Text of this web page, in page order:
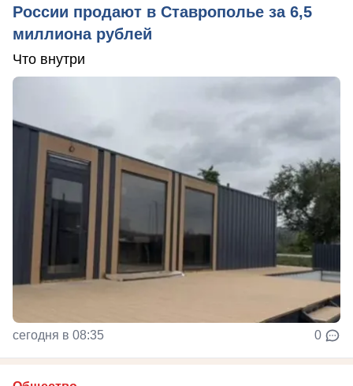
России продают в Ставрополье за 6,5
миллиона рублей
Что внутри
сегодня в 08:35 0